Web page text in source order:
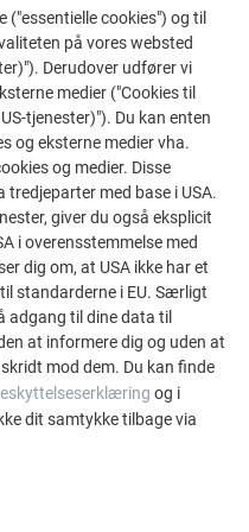
zien hoe veelzijdig
Ontdek meer
duurzame PREFA
zonne-energie en
("essentielle cookies") og til
på vores websted
Derudover udfører vi
medier ("Cookies til
tjenester)"). Du kan enten
og eksterne medier vha.
og medier. Disse
med base i USA.
giver du også eksplicit
i overensstemmelse med
dig om, at USA ikke har et
standarderne i EU. Særligt
adgang til dine data til
at informere dig og uden at
mod dem. Du kan finde
og i
dit samtykke tilbage via